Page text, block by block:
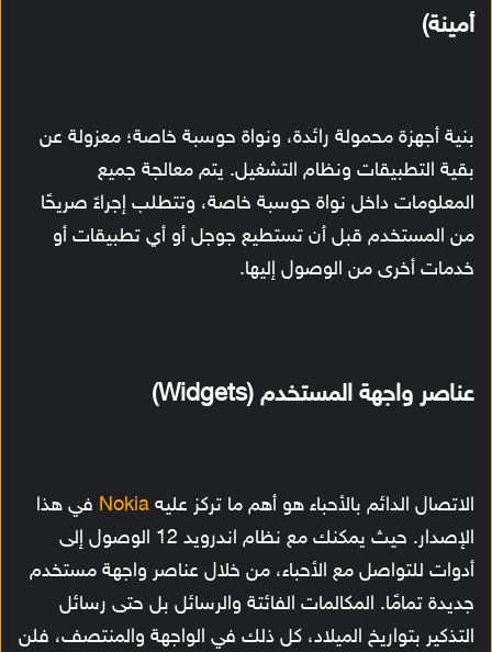
أمينة)
بنية أجهزة محمولة رائدة، ونواة حوسبة خاصة؛ معزولة عن
بقية التطبيقات ونظام التشغيل. يتم معالجة جميع
المعلومات داخل نواة حوسبة خاصة، وتتطلب إجراءً صريحًا
من المستخدم قبل أن تستطيع جوجل أو أي تطبيقات أو
خدمات أخرى من الوصول إليها.
عناصر واجهة المستخدم (Widgets)
الاتصال الدائم بالأحباء هو أهم ما تركز عليه Nokia في هذا
الإصدار. حيث يمكنك مع نظام اندرويد 12 الوصول إلى
أدوات للتواصل مع الأحباء، من خلال عناصر واجهة مستخدم
جديدة تمامًا. المكالمات الفائتة والرسائل بل حتى رسائل
التذكير بتواريخ الميلاد، كل ذلك في الواجهة والمنتصف، فلن